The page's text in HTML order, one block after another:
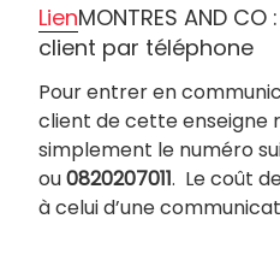
LienMONTRES AND
client par téléphone
Pour entrer en
client de cette enseigne
simplement le numéro
ou0820207011. Le coût
à celui d’une